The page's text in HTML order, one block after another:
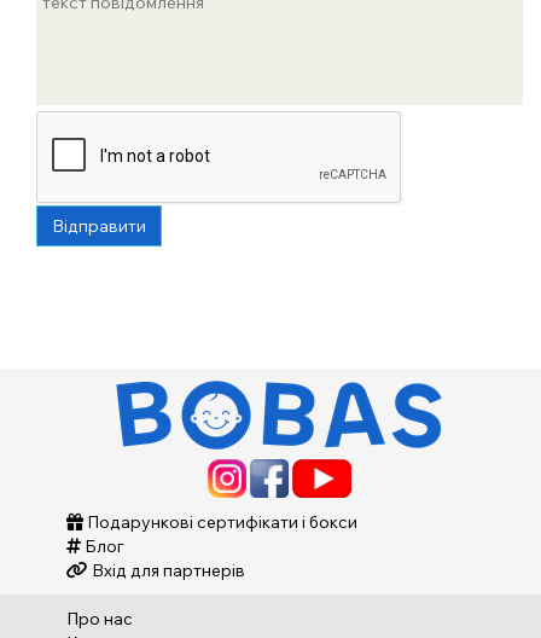
Відправити
Подарункові сертифікати і бокси
Блог
Вхід для партнерів
Про нас